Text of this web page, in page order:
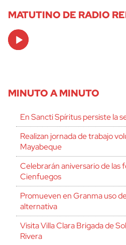
MATUTINO DE RADIO
Audio
Player
MINUTO A MINUTO
En Sancti Spíritus persiste la
Realizan jornada de trabajo
Mayabeque
Celebrarán aniversario de las
Cienfuegos
Promueven en Granma uso
alternativa
Visita Villa Clara Brigada de
Rivera